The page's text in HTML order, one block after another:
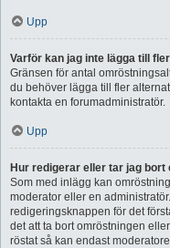
Upp
Varför kan jag inte lägga till
Gränsen för antal
du behöver lägga till fler
kontakta en forumadministratör.
Upp
Hur redigerar eller tar jag bort
Som med inlägg kan
moderator eller en
redigeringsknappen för det
det att ta bort omröstningen
röstat så kan endast